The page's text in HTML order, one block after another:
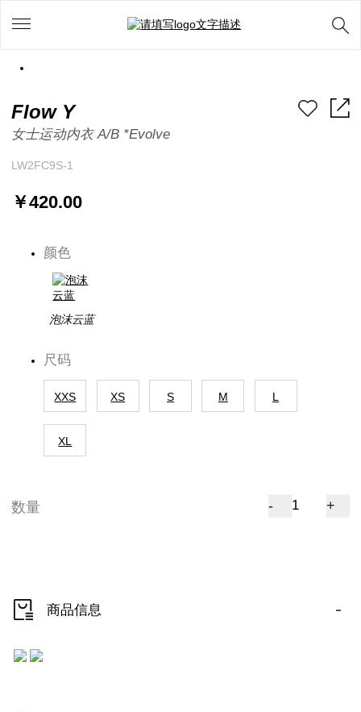
Flow Y
女士运动内衣 A/B *Evolve
LW2FC9S-1
￥420.00
颜色
泡沫云蓝
尺码
XXS XS S M L
XL
数量 - +
商品信息 -